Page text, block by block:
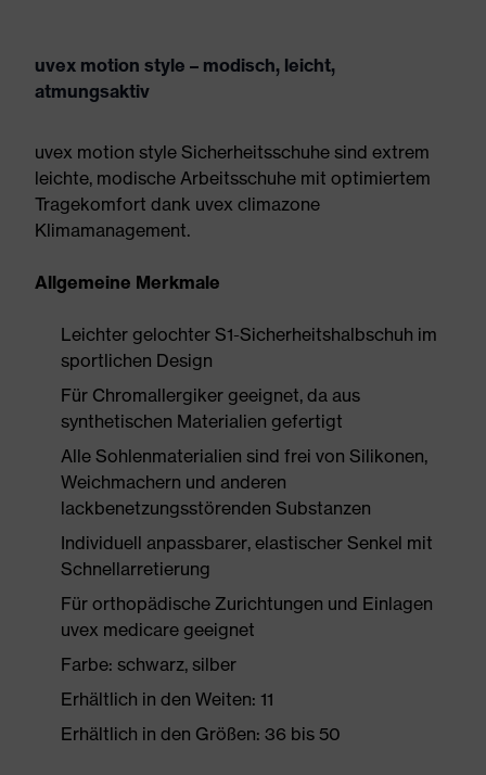
uvex motion style – modisch, leicht,
atmungsaktiv
uvex motion style Sicherheitsschuhe sind extrem
leichte, modische Arbeitsschuhe mit optimiertem
Tragekomfort dank uvex climazone
Klimamanagement.
Allgemeine Merkmale
Leichter gelochter S1-Sicherheitshalbschuh im
sportlichen Design
Für Chromallergiker geeignet, da aus
synthetischen Materialien gefertigt
Alle Sohlenmaterialien sind frei von Silikonen,
Weichmachern und anderen
lackbenetzungsstörenden Substanzen
Individuell anpassbarer, elastischer Senkel mit
Schnellarretierung
Für orthopädische Zurichtungen und Einlagen
uvex medicare geeignet
Farbe: schwarz, silber
Erhältlich in den Weiten: 11
Erhältlich in den Größen: 36 bis 50